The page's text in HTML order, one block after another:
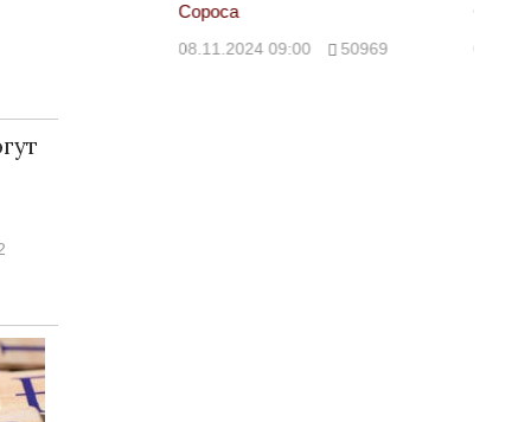
Сороса
08.11.2024 09:00 50969